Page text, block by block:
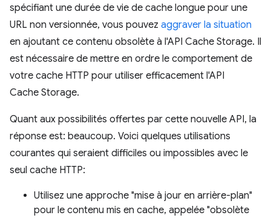
spécifiant une durée de vie de cache longue pour une
URL non versionnée, vous pouvez aggraver la situation
en ajoutant ce contenu obsolète à l'API Cache Storage. Il
est nécessaire de mettre en ordre le comportement de
votre cache HTTP pour utiliser efficacement l'API
Cache Storage.
Quant aux possibilités offertes par cette nouvelle API, la
réponse est: beaucoup. Voici quelques utilisations
courantes qui seraient difficiles ou impossibles avec le
seul cache HTTP:
Utilisez une approche "mise à jour en arrière-plan"
pour le contenu mis en cache, appelée "obsolète